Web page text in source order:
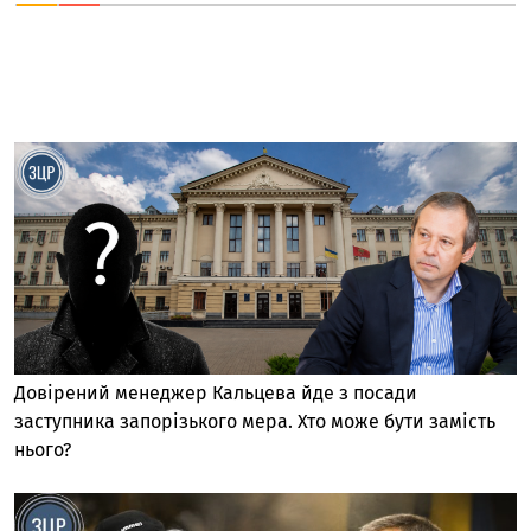
Довірений менеджер Кальцева йде з посади
заступника запорізького мера. Хто може бути замість
нього?